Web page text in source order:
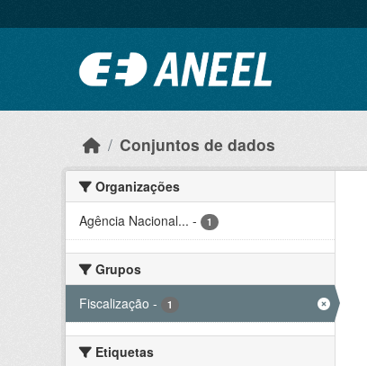
Conjuntos de dados
Organizações
Agência Nacional... - 1
Grupos
Fiscalização - 1
Etiquetas